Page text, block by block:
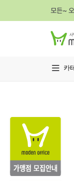
모든~
카